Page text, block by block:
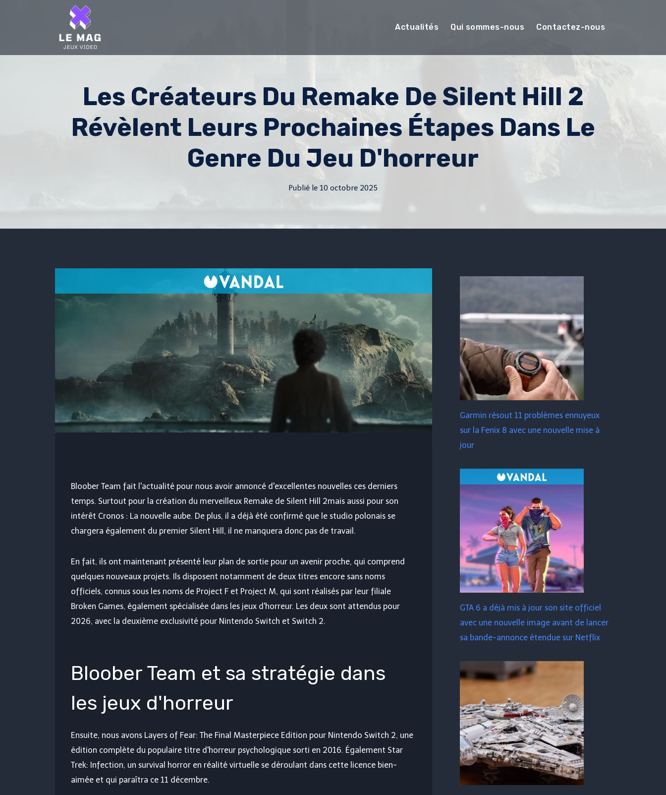
Actualités Qui sommes-nous Contactez-nous
Les Créateurs Du Remake De Silent Hill 2
Révèlent Leurs Prochaines Étapes Dans Le
Genre Du Jeu D'horreur
Publié le 10 octobre 2025
Bloober Team fait l'actualité pour nous avoir annoncé d'excellentes nouvelles ces derniers
temps. Surtout pour la création du merveilleux Remake de Silent Hill 2mais aussi pour son
intérêt Cronos : La nouvelle aube. De plus, il a déjà été confirmé que le studio polonais se
chargera également du premier Silent Hill, il ne manquera donc pas de travail.
En fait, ils ont maintenant présenté leur plan de sortie pour un avenir proche, qui comprend
quelques nouveaux projets. Ils disposent notamment de deux titres encore sans noms
officiels, connus sous les noms de Project F et Project M, qui sont réalisés par leur filiale
Broken Games, également spécialisée dans les jeux d'horreur. Les deux sont attendus pour
2026, avec la deuxième exclusivité pour Nintendo Switch et Switch 2.
Bloober Team et sa stratégie dans
les jeux d'horreur
Ensuite, nous avons Layers of Fear: The Final Masterpiece Edition pour Nintendo Switch 2, une
édition complète du populaire titre d'horreur psychologique sorti en 2016. Également Star
Trek: Infection, un survival horror en réalité virtuelle se déroulant dans cette licence bien-
aimée et qui paraîtra ce 11 décembre.
Garmin résout 11 problèmes ennuyeux
sur la Fenix ​​​​8 avec une nouvelle mise à
jour
GTA 6 a déjà mis à jour son site officiel
avec une nouvelle image avant de lancer
sa bande-annonce étendue sur Netflix